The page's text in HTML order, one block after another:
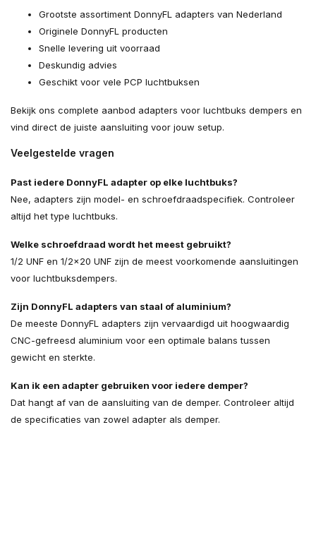
Grootste assortiment DonnyFL adapters van Nederland
Originele DonnyFL producten
Snelle levering uit voorraad
Deskundig advies
Geschikt voor vele PCP luchtbuksen
Bekijk ons complete aanbod adapters voor luchtbuks dempers en
vind direct de juiste aansluiting voor jouw setup.
Veelgestelde vragen
Past iedere DonnyFL adapter op elke luchtbuks?
Nee, adapters zijn model- en schroefdraadspecifiek. Controleer
altijd het type luchtbuks.
Welke schroefdraad wordt het meest gebruikt?
1/2 UNF en 1/2x20 UNF zijn de meest voorkomende aansluitingen
voor luchtbuksdempers.
Zijn DonnyFL adapters van staal of aluminium?
De meeste DonnyFL adapters zijn vervaardigd uit hoogwaardig
CNC-gefreesd aluminium voor een optimale balans tussen
gewicht en sterkte.
Kan ik een adapter gebruiken voor iedere demper?
Dat hangt af van de aansluiting van de demper. Controleer altijd
de specificaties van zowel adapter als demper.